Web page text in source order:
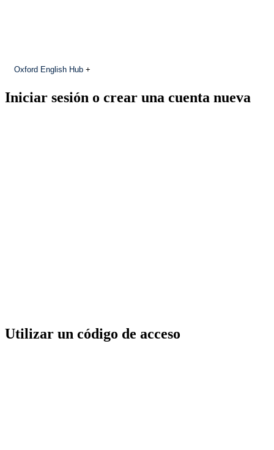
Oxford English Hub +
Iniciar sesión o crear una cuenta nueva
Utilizar un código de acceso